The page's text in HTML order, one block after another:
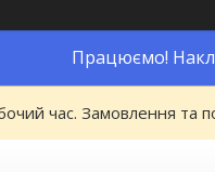
Працюємо!
час. Замовлення